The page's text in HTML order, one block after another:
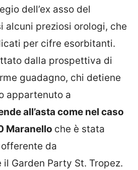
dell’ex asso del
alcuni preziosi orologi, che
per cifre esorbitanti.
dalla prospettiva di
guadagno, chi detiene
appartenuto a
all’asta come nel caso
Maranello che è stata
da
il Garden Party St. Tropez.